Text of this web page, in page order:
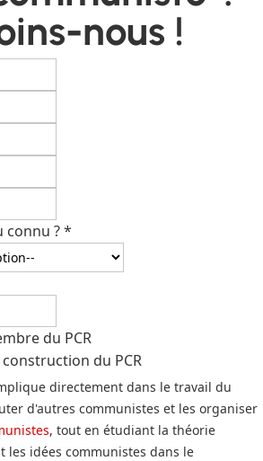
nous !
connu ?*
du PCR
du PCR
directement dans le travail du
d'autres communistes et les organiser
, tout en étudiant la théorie
les idées communistes dans le